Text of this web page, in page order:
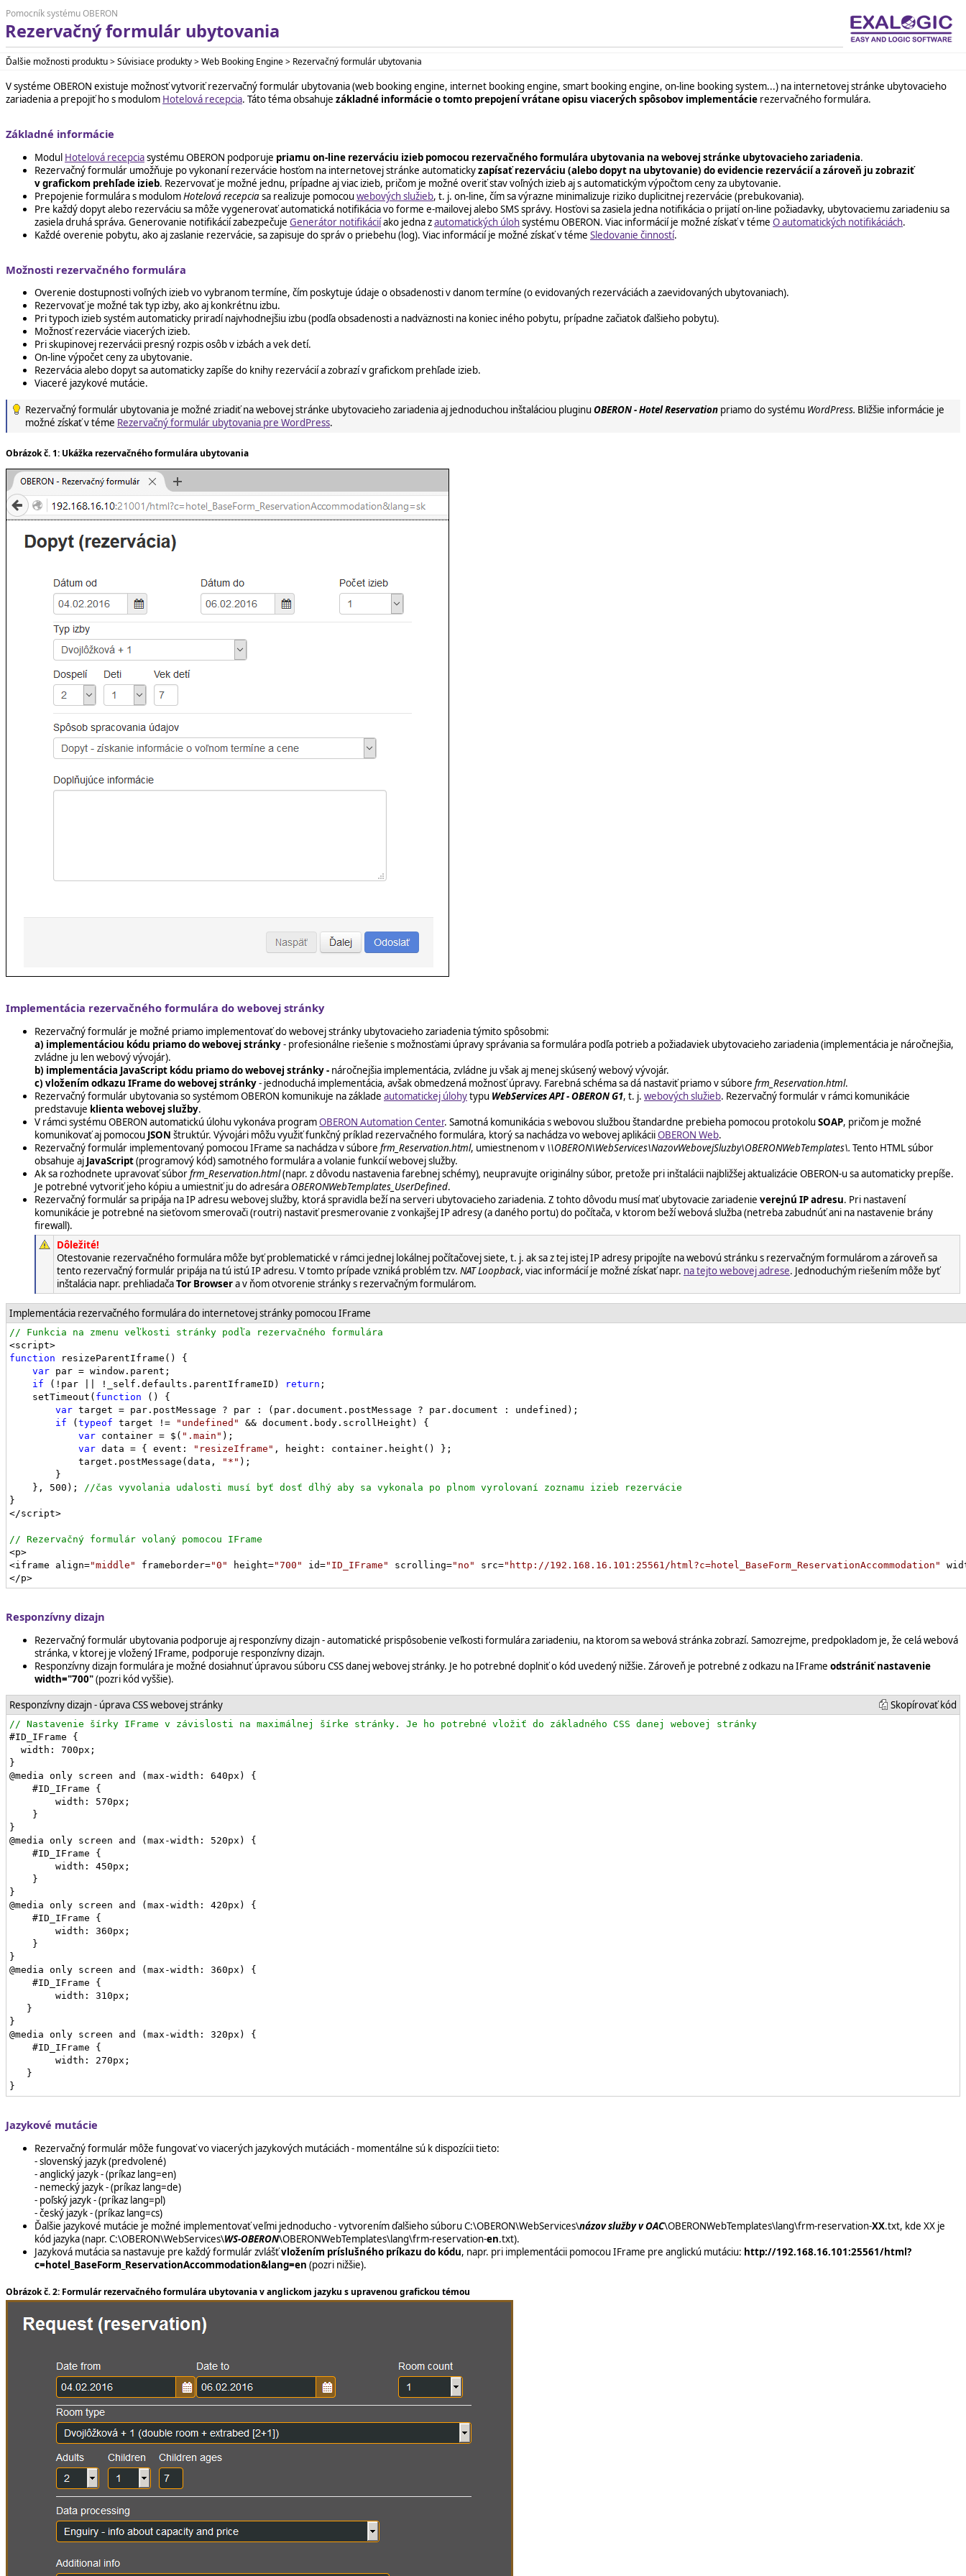
Pomocník systému OBERON
Rezervačný formulár ubytovania
Ďalšie možnosti produktu > Súvisiace produkty > Web Booking Engine > Rezervačný formulár ubytovania
V systéme OBERON existuje možnosť vytvoriť rezervačný formulár ubytovania (web booking engine, internet booking engine, smart booking engine, on-line booking system...) na internetovej stránke ubytovacieho
zariadenia a prepojiť ho s modulom Hotelová recepcia. Táto téma obsahuje základné informácie o tomto prepojení vrátane opisu viacerých spôsobov implementácie rezervačného formulára.
Základné informácie
Modul Hotelová recepciasystému OBERON podporuje priamu on-line rezerváciu izieb pomocou rezervačného formulára ubytovania na webovej stránke ubytovacieho zariadenia.
Rezervačný formulár umožňuje po vykonaní rezervácie hosťom na internetovej stránke automatickyzapísať rezerváciu (alebo dopyt na ubytovanie) do evidencie rezervácií a zároveň ju zobraziť
v grafickom prehľade izieb. Rezervovať je možné jednu, prípadne aj viac izieb, pričom je možné overiť stav voľných izieb aj s automatickým výpočtom ceny za ubytovanie.
Prepojenie formulára s modulomHotelová recepciasa realizuje pomocouwebových služieb, t. j. on-line, čím sa výrazne minimalizuje riziko duplicitnej rezervácie (prebukovania).
Pre každý dopyt alebo rezerváciu sa môže vygenerovať automatická notifikácia vo forme e-mailovej alebo SMS správy. Hosťovi sa zasiela jedna notifikácia o prijatí on-line požiadavky, ubytovaciemu zariadeniu sa
zasiela druhá správa. Generovanie notifikácií zabezpečuje Generátor notifikáciíako jedna zautomatických úlohsystému OBERON. Viac informácií je možné získať v téme O automatických notifikáciách.
Každé overenie pobytu, ako aj zaslanie rezervácie, sa zapisuje do správ o priebehu (log). Viac informácií je možné získať v téme Sledovanie činností.
Možnosti rezervačného formulára
Overenie dostupnosti voľných izieb vo vybranom termíne, čím poskytuje údaje o obsadenosti v danom termíne (o evidovaných rezerváciách a zaevidovaných ubytovaniach).
Rezervovať je možné tak typ izby, ako aj konkrétnu izbu.
Pri typoch izieb systém automaticky priradí najvhodnejšiu izbu (podľa obsadenosti a nadväznosti na koniec iného pobytu, prípadne začiatok ďalšieho pobytu).
Možnosť rezervácie viacerých izieb.
Pri skupinovej rezervácii presný rozpis osôb v izbách a vek detí.
On-line výpočet ceny za ubytovanie.
Rezervácia alebo dopyt sa automaticky zapíše do knihy rezervácií a zobrazí v grafickom prehľade izieb.
Viaceré jazykové mutácie.
Rezervačný formulár ubytovania je možné zriadiť na webovej stránke ubytovacieho zariadenia aj jednoduchou inštaláciou pluginuOBERON - Hotel Reservation priamo do systému WordPress. Bližšie informácie je
možné získať v téme Rezervačný formulár ubytovania pre WordPress.
Obrázok č. 1: Ukážka rezervačného formulára ubytovania
Implementácia rezervačného formulára do webovej stránky
Rezervačný formulár je možné priamo implementovať do webovej stránky ubytovacieho zariadenia týmito spôsobmi:
a) implementáciou kódu priamo do webovej stránky- profesionálne riešenie s možnosťami úpravy správania sa formulára podľa potrieb a požiadaviek ubytovacieho zariadenia (implementácia je náročnejšia,
zvládne ju len webový vývojár).
b) implementácia JavaScript kódu priamo do webovej stránky- náročnejšia implementácia, zvládne ju však aj menej skúsený webový vývojár.
c) vložením odkazu IFrame do webovej stránky- jednoduchá implementácia, avšak obmedzená možnosť úpravy. Farebná schéma sa dá nastaviť priamo v súbore frm_Reservation.html.
Rezervačný formulár ubytovania so systémom OBERON komunikuje na základe automatickej úlohytypu WebServices API - OBERON G1, t. j. webových služieb. Rezervačný formulár v rámci komunikácie
predstavuje klienta webovej služby.
V rámci systému OBERON automatickú úlohu vykonáva programOBERON Automation Center. Samotná komunikácia s webovou službou štandardne prebieha pomocou protokoluSOAP, pričom je možné
komunikovať aj pomocou JSON štruktúr. Vývojári môžu využiť funkčný príklad rezervačného formulára, ktorý sa nachádza vo webovej aplikáciiOBERON Web.
Rezervačný formulár implementovaný pomocou IFrame sa nachádza v súbore frm_Reservation.html, umiestnenom v \\OBERON\WebServices\NazovWebovejSluzby\OBERONWebTemplates\. Tento HTML súbor
obsahuje aj JavaScript(programový kód) samotného formulára a volanie funkcií webovej služby.
Ak sa rozhodnete upravovať súborfrm_Reservation.html(napr. z dôvodu nastavenia farebnej schémy), neupravujte originálny súbor, pretože pri inštalácii najbližšej aktualizácie OBERON-u sa automaticky prepíše.
Je potrebné vytvoriť jeho kópiu a umiestniť ju do adresára OBERONWebTemplates_UserDefined.
Rezervačný formulár sa pripája na IP adresu webovej služby, ktorá spravidla beží na serveri ubytovacieho zariadenia. Z tohto dôvodu musí mať ubytovacie zariadenie verejnú IP adresu. Pri nastavení
komunikácie je potrebné na sieťovom smerovači (routri) nastaviť presmerovanie z vonkajšej IP adresy (a daného portu) do počítača, v ktorom beží webová služba (netreba zabudnúť ani na nastavenie brány
firewall).
Dôležité!
Otestovanie rezervačného formulára môže byť problematické v rámci jednej lokálnej počítačovej siete, t. j. ak sa z tej istej IP adresy pripojíte na webovú stránku s rezervačným formulárom a zároveň sa
tento rezervačný formulár pripája na tú istú IP adresu. V tomto prípade vzniká problém tzv. NAT Loopback, viac informácií je možné získať napr. na tejto webovej adrese. Jednoduchým riešením môže byť
inštalácia napr. prehliadačaTor Browsera v ňom otvorenie stránky s rezervačným formulárom.
Implementácia rezervačného formulára do internetovej stránky pomocou IFrame
function resizeParentIframe() {
var par = window.parent;
if (!par || !_self.defaults.parentIframeID) return ;
    setTimeout(
function () {
var target = par.postMessage ? par : (par.document.postMessage ? par.document : undefined);
if ( typeof target != "undefined"
&& document.body.scrollHeight) {
var container = $( ".main" );
var data = { event: "resizeIframe" , height: container.height() };
            target.postMessage(data,
"*" );
        }
    }, 500);
}
</script>
<p>
<iframe align="middle" frameborder="0" height="700" id="ID_IFrame" scrolling="no" src="http://192.168.16.101:25561/html?c=hotel_BaseForm_ReservationAccommodation"
Responzívny dizajn
Rezervačný formulár ubytovania podporuje aj responzívny dizajn - automatické prispôsobenie veľkosti formulára zariadeniu, na ktorom sa webová stránka zobrazí. Samozrejme, predpokladom je, že celá webová
stránka, v ktorej je vložený IFrame, podporuje responzívny dizajn.
Responzívny dizajn formulára je možné dosiahnuť úpravou súboru CSS danej webovej stránky. Je ho potrebné doplniť o kód uvedený nižšie. Zároveň je potrebné z odkazu na IFrame odstrániť nastavenie
width="700"(pozri kód vyššie).
Responzívny dizajn - úprava CSS webovej stránky Skopírovať kód
#ID_IFrame {
  width: 700px;
}
@media only screen and (max-width: 640px) {
    #ID_IFrame {
        width: 570px;
    }
}
@media only screen and (max-width: 520px) {
    #ID_IFrame {
        width: 450px;
    }
}
@media only screen and (max-width: 420px) {
    #ID_IFrame {
        width: 360px;
    }
}
@media only screen and (max-width: 360px) {
    #ID_IFrame {
        width: 310px;
   }
}
@media only screen and (max-width: 320px) {
    #ID_IFrame {
        width: 270px;
   }
Jazykové mutácie
Rezervačný formulár môže fungovať vo viacerých jazykových mutáciách - momentálne sú k dispozícii tieto:
- slovenský jazyk (predvolené)
- anglický jazyk - (príkaz lang=en)
- nemecký jazyk - (príkaz lang=de)
- poľský jazyk - (príkaz lang=pl)
- český jazyk - (príkaz lang=cs)
Ďalšie jazykové mutácie je možné implementovať veľmi jednoducho - vytvorením ďalšieho súboru C:\OBERON\WebServices\názov služby v OAC\OBERONWebTemplates\lang\frm-reservation-XX.txt, kde XX je
kód jazyka (napr. C:\OBERON\WebServices\WS-OBERON\OBERONWebTemplates\lang\frm-reservation-en.txt).
Jazyková mutácia sa nastavuje pre každý formulár zvlášťvložením príslušného príkazu do kódu, napr. pri implementácii pomocou IFrame pre anglickú mutáciu: http://192.168.16.101:25561/html?
c=hotel_BaseForm_ReservationAccommodation&lang=en (pozri nižšie).
Obrázok č. 2: Formulár rezervačného formulára ubytovania v anglickom jazyku s upravenou grafickou témou